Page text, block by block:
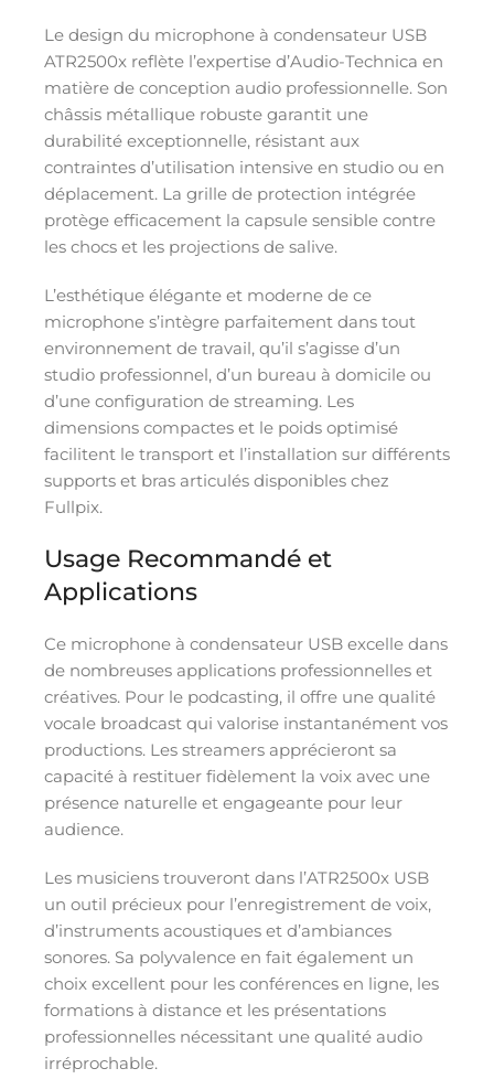
Le design du microphone à condensateur USB
ATR2500x reflète l’expertise d’Audio-Technica en
matière de conception audio professionnelle. Son
châssis métallique robuste garantit une
durabilité exceptionnelle, résistant aux
contraintes d’utilisation intensive en studio ou en
déplacement. La grille de protection intégrée
protège efficacement la capsule sensible contre
les chocs et les projections de salive.
L’esthétique élégante et moderne de ce
microphone s’intègre parfaitement dans tout
environnement de travail, qu’il s’agisse d’un
studio professionnel, d’un bureau à domicile ou
d’une configuration de streaming. Les
dimensions compactes et le poids optimisé
facilitent le transport et l’installation sur différents
supports et bras articulés disponibles chez
Fullpix.
Usage Recommandé et
Applications
Ce microphone à condensateur USB excelle dans
de nombreuses applications professionnelles et
créatives. Pour le podcasting, il offre une qualité
vocale broadcast qui valorise instantanément vos
productions. Les streamers apprécieront sa
capacité à restituer fidèlement la voix avec une
présence naturelle et engageante pour leur
audience.
Les musiciens trouveront dans l’ATR2500x USB
un outil précieux pour l’enregistrement de voix,
d’instruments acoustiques et d’ambiances
sonores. Sa polyvalence en fait également un
choix excellent pour les conférences en ligne, les
formations à distance et les présentations
professionnelles nécessitant une qualité audio
irréprochable.